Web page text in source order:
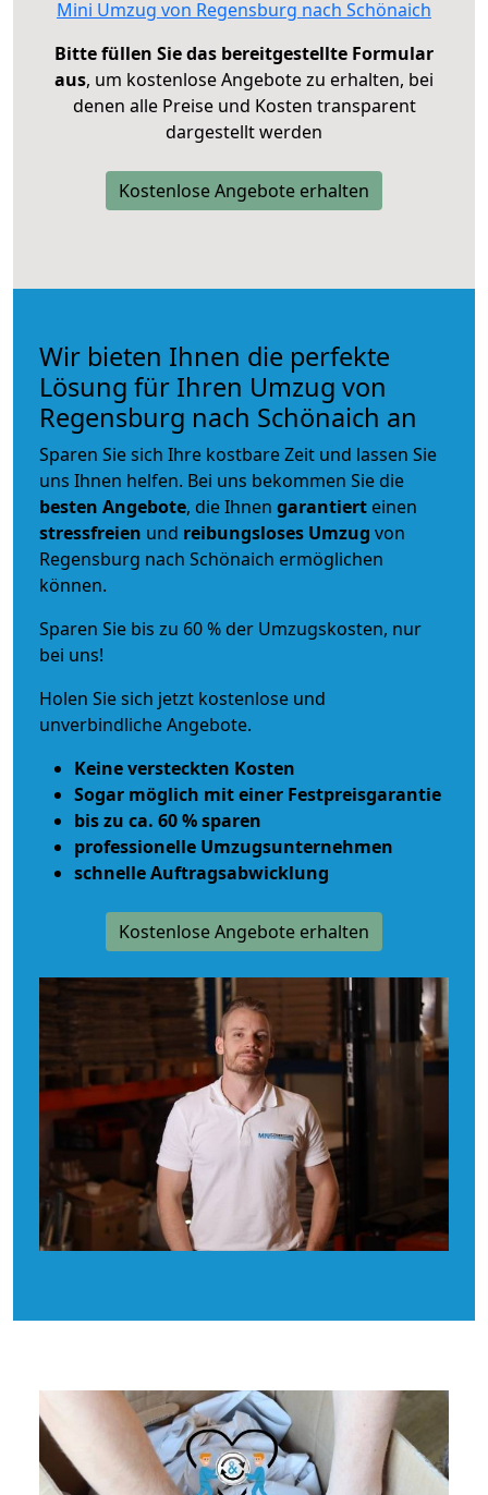
Mini Umzug von Regensburg nach Schönaich
Bitte füllen Sie das bereitgestellte Formular
aus, um kostenlose Angebote zu erhalten, bei
denen alle Preise und Kosten transparent
dargestellt werden
Kostenlose Angebote erhalten
Wir bieten Ihnen die perfekte
Lösung für Ihren Umzug von
Regensburg nach Schönaich an
Sparen Sie sich Ihre kostbare Zeit und lassen Sie
uns Ihnen helfen. Bei uns bekommen Sie die
besten Angebote, die Ihnen garantiert einen
stressfreien und reibungsloses Umzug von
Regensburg nach Schönaich ermöglichen
können.
Sparen Sie bis zu 60 % der Umzugskosten, nur
bei uns!
Holen Sie sich jetzt kostenlose und
unverbindliche Angebote.
Keine versteckten Kosten
Sogar möglich mit einer Festpreisgarantie
bis zu ca. 60 % sparen
professionelle Umzugsunternehmen
schnelle Auftragsabwicklung
Kostenlose Angebote erhalten